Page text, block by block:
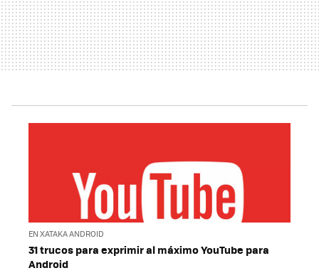
EN XATAKA ANDROID
31 trucos para exprimir al máximo YouTube para
Android